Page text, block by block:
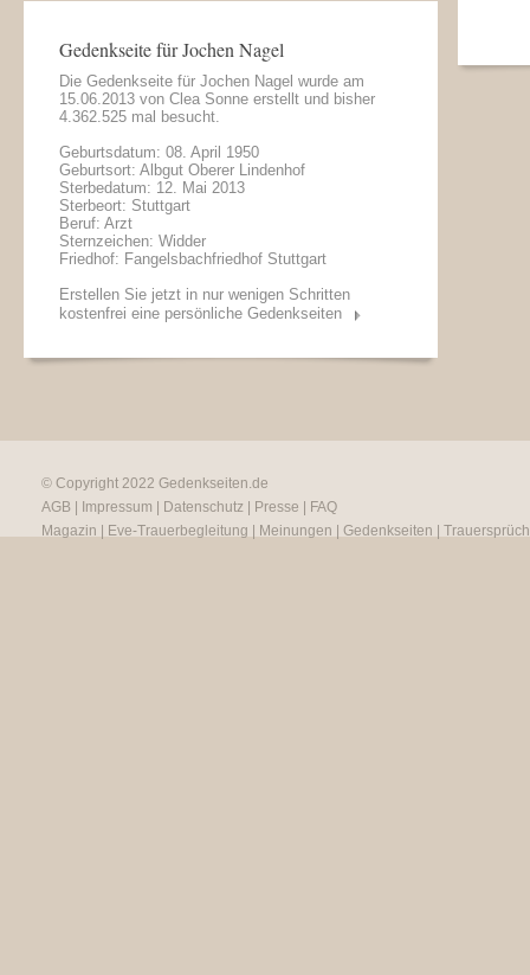
Gedenkseite für Jochen Nagel
Die Gedenkseite für Jochen Nagel wurde am
15.06.2013 von Clea Sonne erstellt und bisher
4.362.525 mal besucht.
Geburtsdatum: 08. April 1950
Geburtsort: Albgut Oberer Lindenhof
Sterbedatum: 12. Mai 2013
Sterbeort: Stuttgart
Beruf: Arzt
Sternzeichen: Widder
Friedhof: Fangelsbachfriedhof Stuttgart
Erstellen Sie jetzt in nur wenigen Schritten
kostenfrei eine persönliche Gedenkseiten
© Copyright 2022 Gedenkseiten.de
AGB
Impressum Datenschutz Presse
FAQ
Magazin
Eve-Trauerbegleitung Meinungen Gedenkseiten